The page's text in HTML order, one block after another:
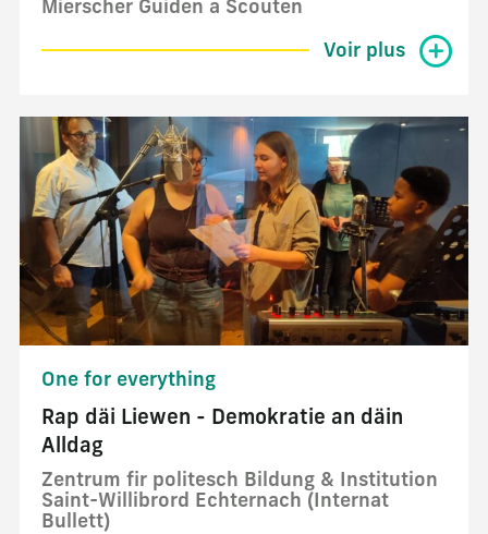
Mierscher Guiden a Scouten
Voir plus
One for everything
Rap däi Liewen - Demokratie an däin
Alldag
Zentrum fir politesch Bildung & Institution
Saint-Willibrord Echternach (Internat
Bullett)